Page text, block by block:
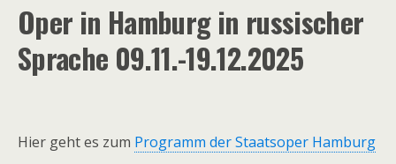
Oper in Hamburg in russischer
Sprache 09.11.-19.12.2025
Hier geht es zum Programm der Staatsoper Hamburg